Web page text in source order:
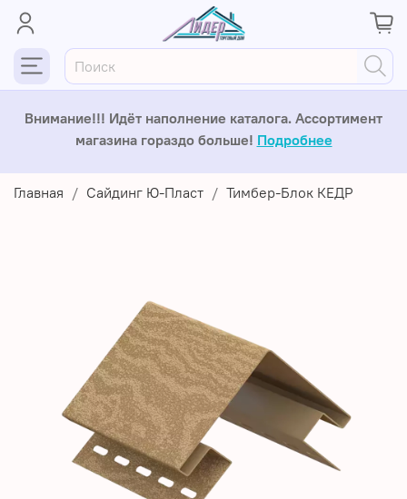
Внимание!!! Идёт наполнение каталога. Ассортимент
магазина гораздо больше! Подробнее
Главная Сайдинг Ю-Пласт Тимбер-Блок КЕДР